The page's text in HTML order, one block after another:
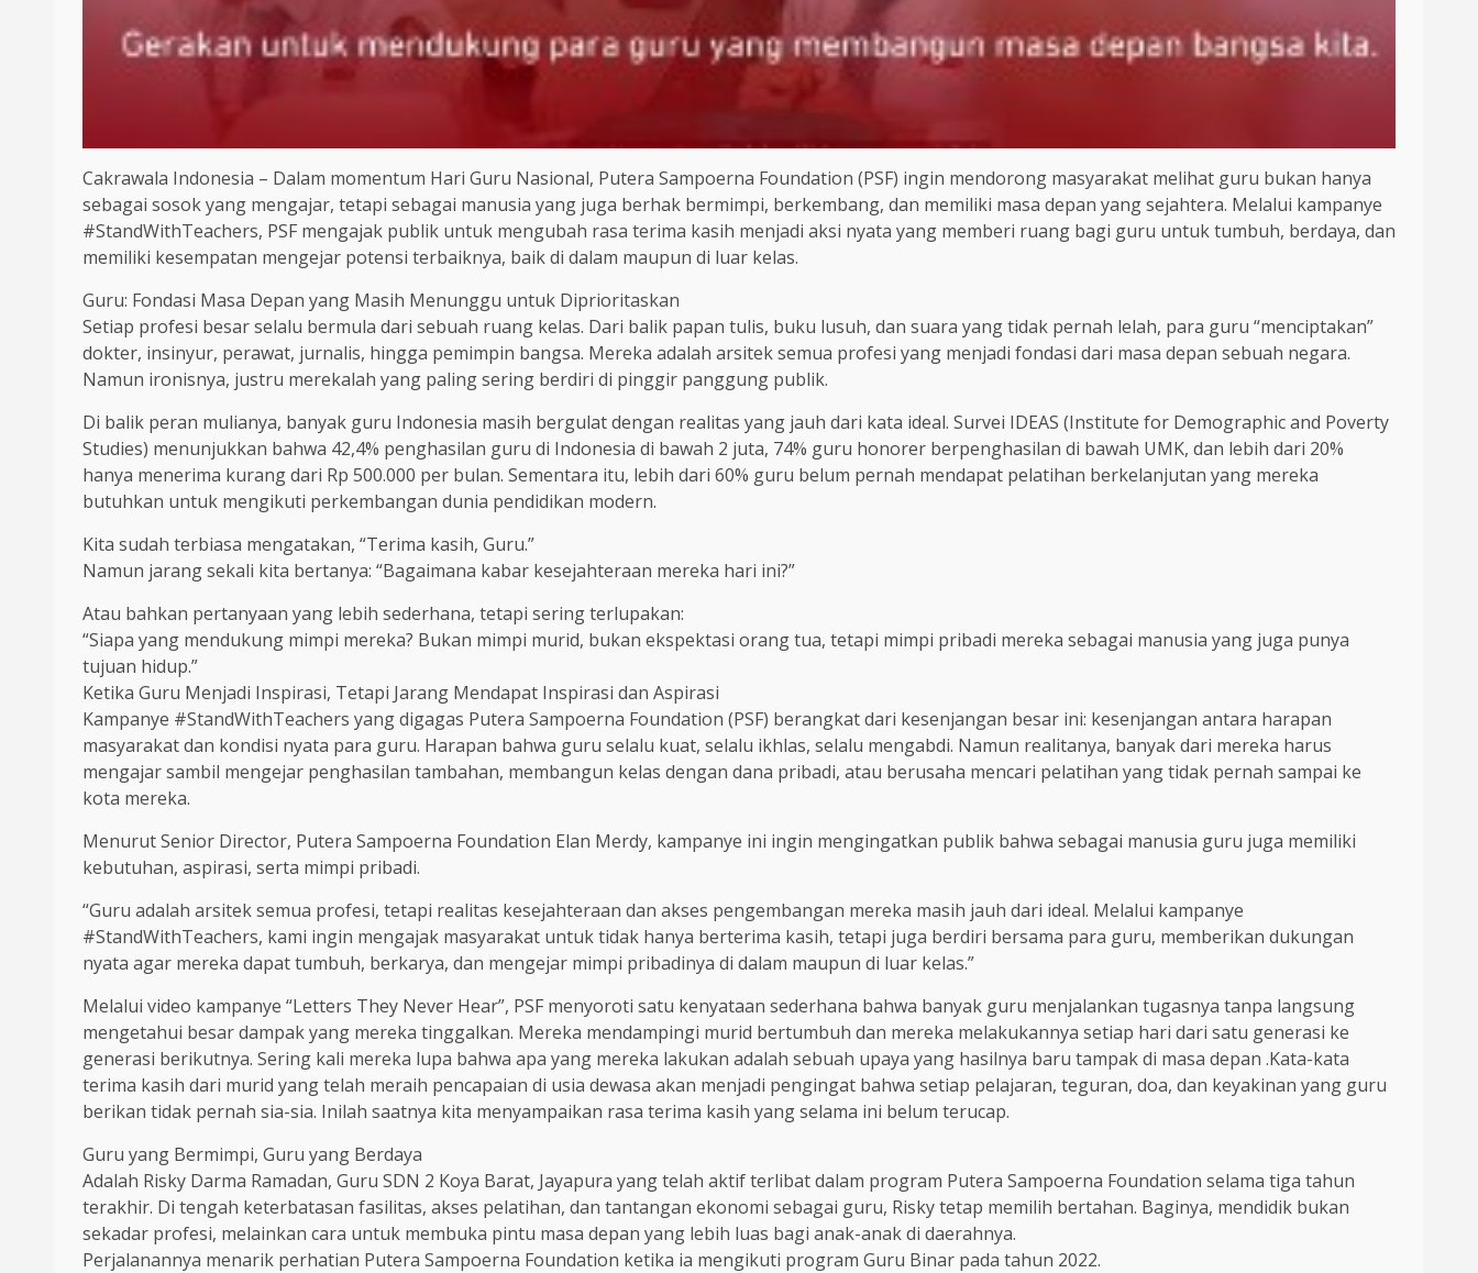
Cakrawala Indonesia – Dalam momentum Hari Guru Nasional, Putera Sampoerna Foundation (PSF) ingin mendorong masyarakat melihat guru bukan hanya
sebagai sosok yang mengajar, tetapi sebagai manusia yang juga berhak bermimpi, berkembang, dan memiliki masa depan yang sejahtera. Melalui kampanye
#StandWithTeachers, PSF mengajak publik untuk mengubah rasa terima kasih menjadi aksi nyata yang memberi ruang bagi guru untuk tumbuh, berdaya, dan
memiliki kesempatan mengejar potensi terbaiknya, baik di dalam maupun di luar kelas.
Guru: Fondasi Masa Depan yang Masih Menunggu untuk Diprioritaskan
Setiap profesi besar selalu bermula dari sebuah ruang kelas. Dari balik papan tulis, buku lusuh, dan suara yang tidak pernah lelah, para guru “menciptakan”
dokter, insinyur, perawat, jurnalis, hingga pemimpin bangsa. Mereka adalah arsitek semua profesi yang menjadi fondasi dari masa depan sebuah negara.
Namun ironisnya, justru merekalah yang paling sering berdiri di pinggir panggung publik.
Di balik peran mulianya, banyak guru Indonesia masih bergulat dengan realitas yang jauh dari kata ideal. Survei IDEAS (Institute for Demographic and Poverty
Studies) menunjukkan bahwa 42,4% penghasilan guru di Indonesia di bawah 2 juta, 74% guru honorer berpenghasilan di bawah UMK, dan lebih dari 20%
hanya menerima kurang dari Rp 500.000 per bulan. Sementara itu, lebih dari 60% guru belum pernah mendapat pelatihan berkelanjutan yang mereka
butuhkan untuk mengikuti perkembangan dunia pendidikan modern.
Kita sudah terbiasa mengatakan, “Terima kasih, Guru.”
Namun jarang sekali kita bertanya: “Bagaimana kabar kesejahteraan mereka hari ini?”
Atau bahkan pertanyaan yang lebih sederhana, tetapi sering terlupakan:
“Siapa yang mendukung mimpi mereka? Bukan mimpi murid, bukan ekspektasi orang tua, tetapi mimpi pribadi mereka sebagai manusia yang juga punya
tujuan hidup.”
Ketika Guru Menjadi Inspirasi, Tetapi Jarang Mendapat Inspirasi dan Aspirasi
Kampanye #StandWithTeachers yang digagas Putera Sampoerna Foundation (PSF) berangkat dari kesenjangan besar ini: kesenjangan antara harapan
masyarakat dan kondisi nyata para guru. Harapan bahwa guru selalu kuat, selalu ikhlas, selalu mengabdi. Namun realitanya, banyak dari mereka harus
mengajar sambil mengejar penghasilan tambahan, membangun kelas dengan dana pribadi, atau berusaha mencari pelatihan yang tidak pernah sampai ke
kota mereka.
Menurut Senior Director, Putera Sampoerna Foundation Elan Merdy, kampanye ini ingin mengingatkan publik bahwa sebagai manusia guru juga memiliki
kebutuhan, aspirasi, serta mimpi pribadi.
“Guru adalah arsitek semua profesi, tetapi realitas kesejahteraan dan akses pengembangan mereka masih jauh dari ideal. Melalui kampanye
#StandWithTeachers, kami ingin mengajak masyarakat untuk tidak hanya berterima kasih, tetapi juga berdiri bersama para guru, memberikan dukungan
nyata agar mereka dapat tumbuh, berkarya, dan mengejar mimpi pribadinya di dalam maupun di luar kelas.”
Melalui video kampanye “Letters They Never Hear”, PSF menyoroti satu kenyataan sederhana bahwa banyak guru menjalankan tugasnya tanpa langsung
mengetahui besar dampak yang mereka tinggalkan. Mereka mendampingi murid bertumbuh dan mereka melakukannya setiap hari dari satu generasi ke
generasi berikutnya. Sering kali mereka lupa bahwa apa yang mereka lakukan adalah sebuah upaya yang hasilnya baru tampak di masa depan .Kata-kata
terima kasih dari murid yang telah meraih pencapaian di usia dewasa akan menjadi pengingat bahwa setiap pelajaran, teguran, doa, dan keyakinan yang guru
berikan tidak pernah sia-sia. Inilah saatnya kita menyampaikan rasa terima kasih yang selama ini belum terucap.
Guru yang Bermimpi, Guru yang Berdaya
Adalah Risky Darma Ramadan, Guru SDN 2 Koya Barat, Jayapura yang telah aktif terlibat dalam program Putera Sampoerna Foundation selama tiga tahun
terakhir. Di tengah keterbatasan fasilitas, akses pelatihan, dan tantangan ekonomi sebagai guru, Risky tetap memilih bertahan. Baginya, mendidik bukan
sekadar profesi, melainkan cara untuk membuka pintu masa depan yang lebih luas bagi anak-anak di daerahnya.
Perjalanannya menarik perhatian Putera Sampoerna Foundation ketika ia mengikuti program Guru Binar pada tahun 2022.